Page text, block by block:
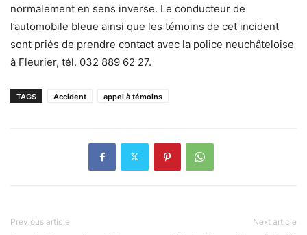
normalement en sens inverse. Le conducteur de
l’automobile bleue ainsi que les témoins de cet incident
sont priés de prendre contact avec la police neuchâteloise
à Fleurier, tél. 032 889 62 27.
TAGS Accident appel à témoins
Previous article Next article